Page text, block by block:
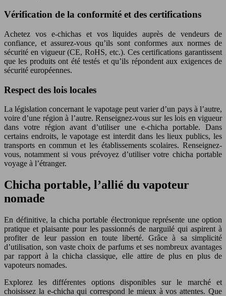
Vérification de la conformité et des certifications
Achetez vos e-chichas et vos liquides auprès de vendeurs de
confiance, et assurez-vous qu’ils sont conformes aux normes de
sécurité en vigueur (CE, RoHS, etc.). Ces certifications garantissent
que les produits ont été testés et qu’ils répondent aux exigences de
sécurité européennes.
Respect des lois locales
La législation concernant le vapotage peut varier d’un pays à l’autre,
voire d’une région à l’autre. Renseignez-vous sur les lois en vigueur
dans votre région avant d’utiliser une e-chicha portable. Dans
certains endroits, le vapotage est interdit dans les lieux publics, les
transports en commun et les établissements scolaires. Renseignez-
vous, notamment si vous prévoyez d’utiliser votre chicha portable
voyage à l’étranger.
Chicha portable, l’allié du vapoteur
nomade
En définitive, la chicha portable électronique représente une option
pratique et plaisante pour les passionnés de narguilé qui aspirent à
profiter de leur passion en toute liberté. Grâce à sa simplicité
d’utilisation, son vaste choix de parfums et ses nombreux avantages
par rapport à la chicha classique, elle attire de plus en plus de
vapoteurs nomades.
Explorez les différentes options disponibles sur le marché et
choisissez la e-chicha qui correspond le mieux à vos attentes. Que